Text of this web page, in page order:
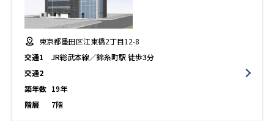
東京都墨田区江東橋2丁目12-8
交通1
JR総武本線／錦糸町駅 徒歩3分
交通2
築年数 19年
階層
7階